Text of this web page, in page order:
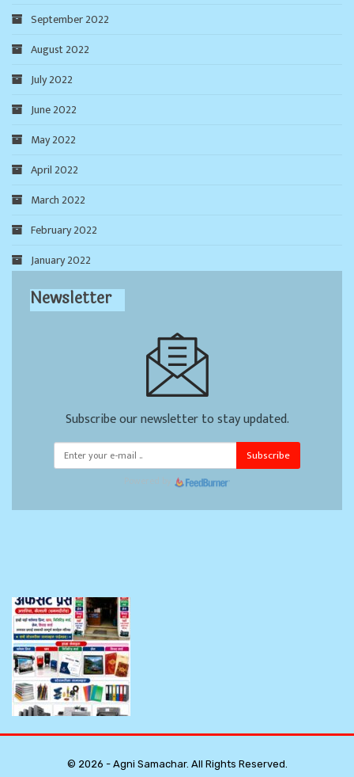
September 2022
August 2022
July 2022
June 2022
May 2022
April 2022
March 2022
February 2022
January 2022
Newsletter
Subscribe our newsletter to stay updated.
Subscribe
© 2026 - Agni Samachar. All Rights Reserved.